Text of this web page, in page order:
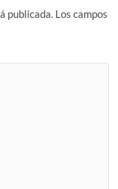
publicada. Los campos